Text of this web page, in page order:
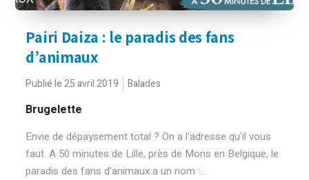
Pairi Daiza : le paradis des fans
d’animaux
Publié le 25 avril 2019 Balades
Brugelette
Envie de dépaysement total ? On a l'adresse qu'il vous
faut. A 50 minutes de Lille, près de Mons en Belgique, le
paradis des fans d'animaux a un nom :...